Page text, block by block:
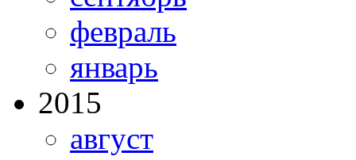
февраль
январь
2015
август